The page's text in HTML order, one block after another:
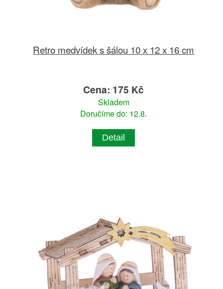
Retro medvídek s šálou 10 x 12 x 16 cm
Cena: 175 Kč
Skladem
Doručíme do: 12.8.
Detail